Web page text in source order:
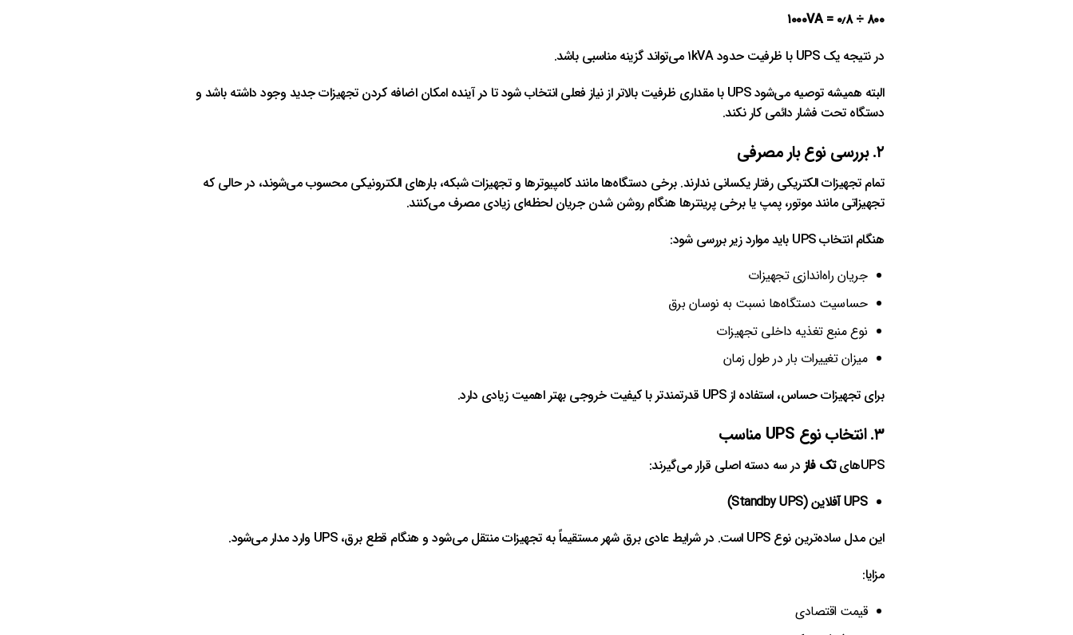
۸۰۰ ÷ ۰٫۸ = ۱۰۰۰VA
در نتیجه یک UPS با ظرفیت حدود ۱kVA می‌تواند گزینه مناسبی باشد.
البته همیشه توصیه می‌شود UPS با مقداری ظرفیت بالاتر از نیاز فعلی انتخاب شود تا در آینده امکان اضافه کردن تجهیزات جدید وجود داشته باشد و
دستگاه تحت فشار دائمی کار نکند.
۲. بررسی نوع بار مصرفی
تمام تجهیزات الکتریکی رفتار یکسانی ندارند. برخی دستگاه‌ها مانند کامپیوترها و تجهیزات شبکه، بارهای الکترونیکی محسوب می‌شوند، در حالی که
تجهیزاتی مانند موتور، پمپ یا برخی پرینترها هنگام روشن شدن جریان لحظه‌ای زیادی مصرف می‌کنند.
هنگام انتخاب UPS باید موارد زیر بررسی شود:
جریان راه‌اندازی تجهیزات
حساسیت دستگاه‌ها نسبت به نوسان برق
نوع منبع تغذیه داخلی تجهیزات
میزان تغییرات بار در طول زمان
برای تجهیزات حساس، استفاده از UPS قدرتمندتر با کیفیت خروجی بهتر اهمیت زیادی دارد.
۳. انتخاب نوع UPS مناسب
UPSهای تک‌ فاز در سه دسته اصلی قرار می‌گیرند:
UPS آفلاین (Standby UPS)
این مدل ساده‌ترین نوع UPS است. در شرایط عادی برق شهر مستقیماً به تجهیزات منتقل می‌شود و هنگام قطع برق، UPS وارد مدار می‌شود.
مزایا:
قیمت اقتصادی